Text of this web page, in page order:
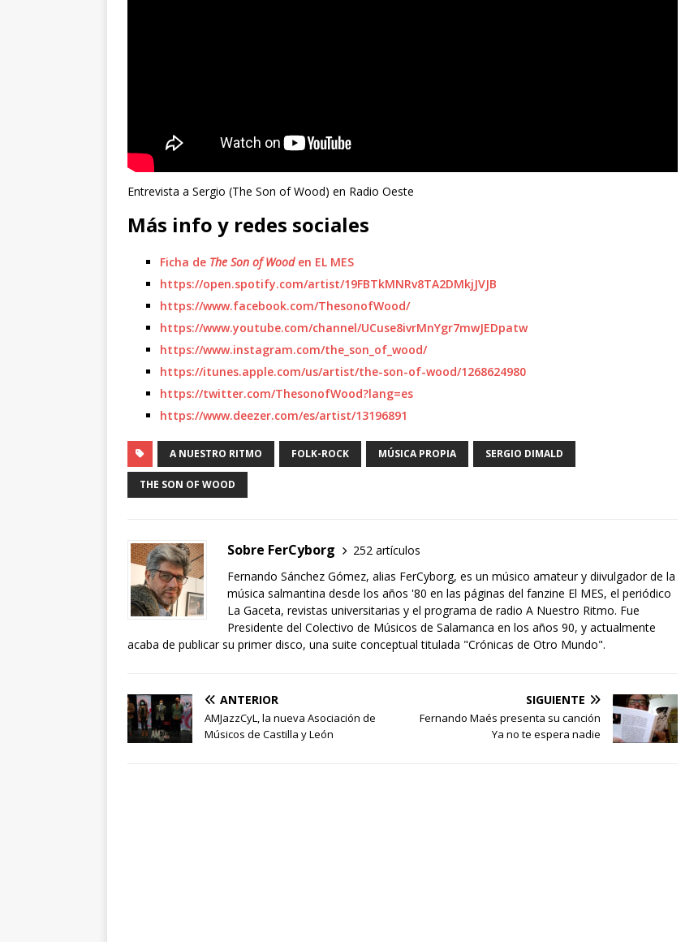
Entrevista a Sergio (The Son of Wood) en Radio Oeste
Más info y redes sociales
Ficha de The Son of Wooden EL MES
https://open.spotify.com/artist/19FBTkMNRv8TA2DMkjJVJB
https://www.facebook.com/ThesonofWood/
https://www.youtube.com/channel/UCuse8ivrMnYgr7mwJEDpatw
https://www.instagram.com/the_son_of_wood/
https://itunes.apple.com/us/artist/the-son-of-wood/1268624980
https://twitter.com/ThesonofWood?lang=es
https://www.deezer.com/es/artist/13196891
A NUESTRO RITMO FOLK-ROCK MÚSICA PROPIA SERGIO DIMALD
THE SON OF WOOD
Sobre FerCyborg
252 artículos
Fernando Sánchez Gómez, alias FerCyborg, es un músico amateur y diivulgador de la
música salmantina desde los años '80 en las páginas del fanzine El MES, el periódico
La Gaceta, revistas universitarias y el programa de radio A Nuestro Ritmo. Fue
Presidente del Colectivo de Músicos de Salamanca en los años 90, y actualmente
acaba de publicar su primer disco, una suite conceptual titulada "Crónicas de Otro Mundo".
ANTERIOR
AMJazzCyL, la nueva Asociación de
Músicos de Castilla y León
SIGUIENTE
Fernando Maés presenta su canción
Ya no te espera nadie